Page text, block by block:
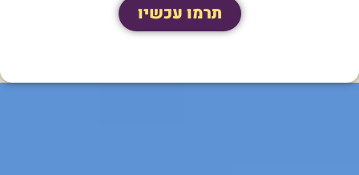
תרמו עכשיו